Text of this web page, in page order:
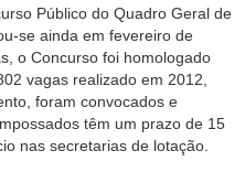
Público do Quadro Geral de
se ainda em fevereiro de
o Concurso foi homologado
vagas realizado em 2012,
foram convocados e
têm um prazo de 15
nas secretarias de lotação.